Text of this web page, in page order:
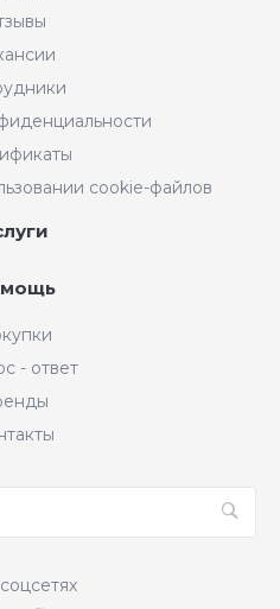
cookie-файлов
- ответ